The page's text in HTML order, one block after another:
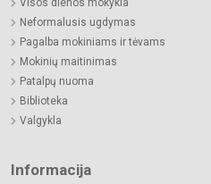
Neformalusis ugdymas
Pagalba mokiniams ir tėvams
Mokinių maitinimas
Patalpų nuoma
Biblioteka
Valgykla
Informacija